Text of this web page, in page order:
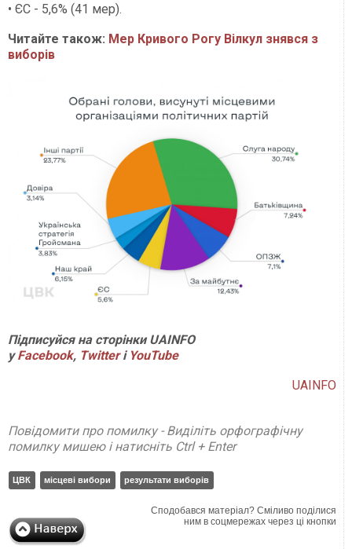
• ЄС - 5,6% (41 мер).
Читайте також: Мер Кривого Рогу Вілкул знявся з
виборів
Підписуйся на сторінки UAINFO
уFacebook, Twitterі YouTube
UAINFO
Повідомити про помилку - Виділіть орфографічну
помилку мишею і натисніть Ctrl + Enter
ЦВК місцеві вибори результати виборів
Сподобався матеріал? Сміливо поділися
ним в соцмережах через ці кнопки